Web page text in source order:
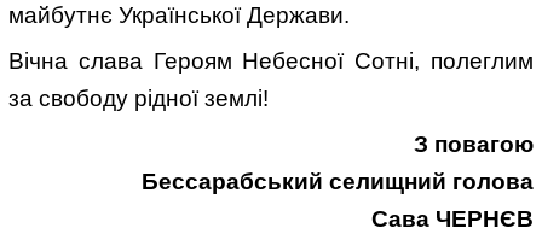
майбутнє Української Держави.
Вічна слава Героям Небесної Сотні, полеглим
за свободу рідної землі!
З повагою
Бессарабський селищний голова
Сава ЧЕРНЄВ